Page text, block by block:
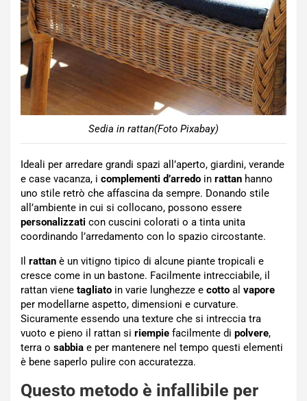
Sedia in rattan(Foto Pixabay)
Ideali per arredare grandi spazi all’aperto, giardini, verande
e case vacanza, i complementi d’arredo in rattan hanno
uno stile retrò che affascina da sempre. Donando stile
all’ambiente in cui si collocano, possono essere
personalizzati con cuscini colorati o a tinta unita
coordinando l’arredamento con lo spazio circostante.
Il rattan è un vitigno tipico di alcune piante tropicali e
cresce come in un bastone. Facilmente intrecciabile, il
rattan viene tagliato in varie lunghezze e cotto al vapore
per modellarne aspetto, dimensioni e curvature.
Sicuramente essendo una texture che si intreccia tra
vuoto e pieno il rattan si riempie facilmente di polvere,
terra o sabbia e per mantenere nel tempo questi elementi
è bene saperlo pulire con accuratezza.
Questo metodo è infallibile per